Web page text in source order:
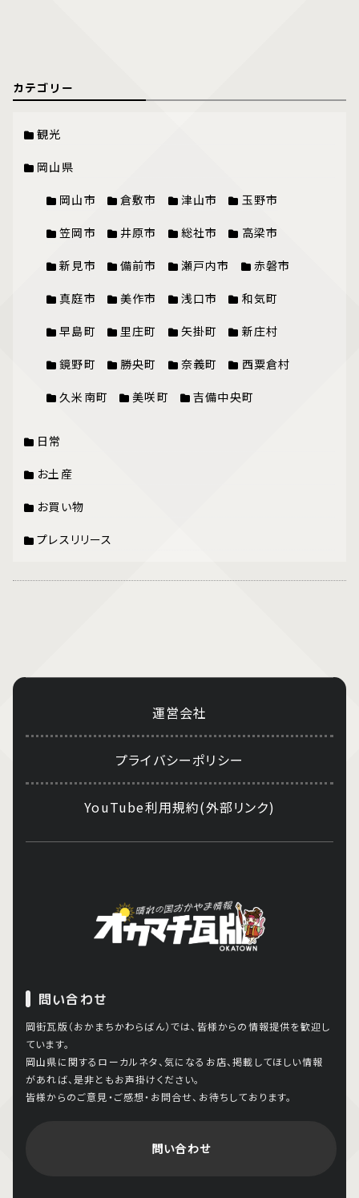
カテゴリー
観光
岡山県
岡山市 倉敷市 津山市 玉野市
笠岡市 井原市 総社市 高梁市
新見市 備前市 瀬戸内市 赤磐市
真庭市 美作市 浅口市 和気町
早島町 里庄町 矢掛町 新庄村
鏡野町 勝央町 奈義町 西粟倉村
久米南町 美咲町 吉備中央町
日常
お土産
お買い物
プレスリリース
運営会社
プライバシーポリシー
YouTube利用規約(外部リンク)
問い合わせ
岡街瓦版（おかまちかわらばん）では、皆様からの情報提供を歓迎し
ています。
岡山県に関するローカルネタ、気になるお店、掲載してほしい情報
があれば、是非ともお声掛けください。
皆様からのご意見・ご感想・お問合せ、お待ちしております。
問い合わせ